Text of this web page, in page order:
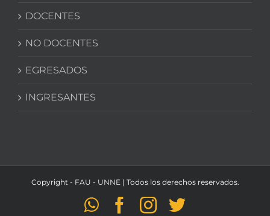
DOCENTES
NO DOCENTES
EGRESADOS
INGRESANTES
Copyright - FAU - UNNE | Todos los derechos reservados.
WhatsApp
Facebook
Instagram
Twitter